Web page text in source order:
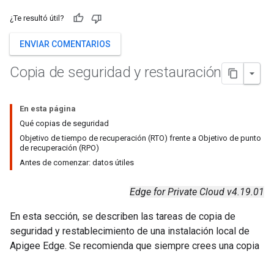
¿Te resultó útil?
ENVIAR COMENTARIOS
Copia de seguridad y restauración
En esta página
Qué copias de seguridad
Objetivo de tiempo de recuperación (RTO) frente a Objetivo de punto
de recuperación (RPO)
Antes de comenzar: datos útiles
Edge for Private Cloud v4.19.01
En esta sección, se describen las tareas de copia de
seguridad y restablecimiento de una instalación local de
Apigee Edge. Se recomienda que siempre crees una copia